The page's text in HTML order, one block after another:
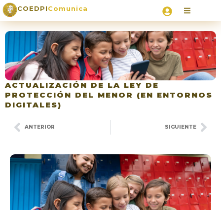
COEDPIComunica
ACTUALIZACIÓN DE LA LEY DE
PROTECCIÓN DEL MENOR (EN ENTORNOS
DIGITALES)
ANTERIOR SIGUIENTE